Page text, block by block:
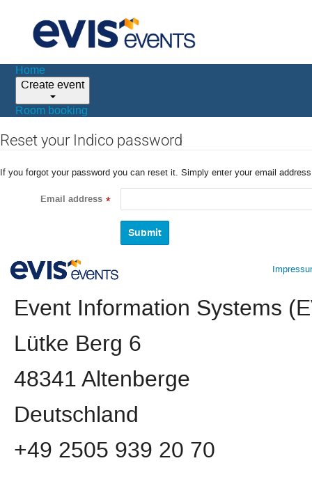
Home
Create event
Room booking
Reset your Indico password
If you forgot your password you can reset it. Simply enter your email
Email address *
Event Information Systems
Lütke Berg 6
48341 Altenberge
Deutschland
+49 2505 939 20 70